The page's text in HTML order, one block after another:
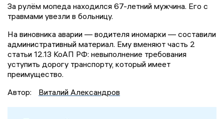
За рулём мопеда находился 67-летний мужчина. Его с
травмами увезли в больницу.
На виновника аварии — водителя иномарки — составили
административный материал. Ему вменяют часть 2
статьи 12.13 КоАП РФ: невыполнение требования
уступить дорогу транспорту, который имеет
преимущество.
Автор:
Виталий Александров